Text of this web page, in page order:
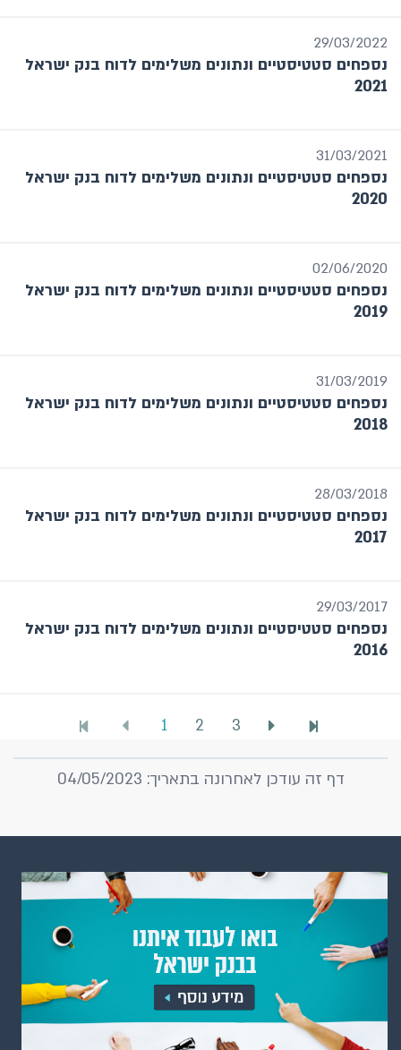
שנה / תקופה
שנה
29/03/2022
נספחים סטטיסטיים ונתונים משלימים לדוח בנק ישראל
2021
31/03/2021
נספחים סטטיסטיים ונתונים משלימים לדוח בנק ישראל
2020
02/06/2020
נספחים סטטיסטיים ונתונים משלימים לדוח בנק ישראל
2019
31/03/2019
נספחים סטטיסטיים ונתונים משלימים לדוח בנק ישראל
2018
28/03/2018
נספחים סטטיסטיים ונתונים משלימים לדוח בנק ישראל
2017
29/03/2017
נספחים סטטיסטיים ונתונים משלימים לדוח בנק ישראל
2016
1 2 3
דף זה עודכן לאחרונה בתאריך: 04/05/2023